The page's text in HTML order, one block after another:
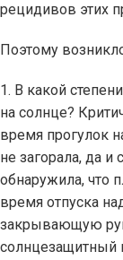
рецидивов этих
Поэтому
1. В какой
на солнце?
время прогулок
не загорала, да
обнаружила, что
время отпуска
закрывающую
солнцезащитный